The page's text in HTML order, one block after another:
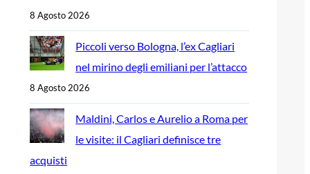
8 Agosto 2026
Piccoli verso Bologna, l’ex Cagliari
nel mirino degli emiliani per l’attacco
8 Agosto 2026
Maldini, Carlos e Aurelio a Roma per
le visite: il Cagliari definisce tre
acquisti